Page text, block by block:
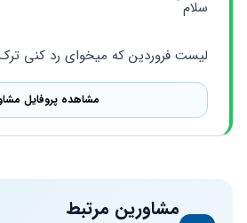
سلام
لیست فروردین که میخوای رد کنی
مشاهده پروفایل
مشاورین مرتبط